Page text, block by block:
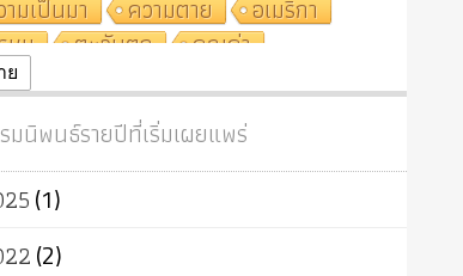
มเป็นมา
ความตาย
อเมริกา
หม
ตะวันตก
คุณค่า
จสมุปบาท
ศาสนาประจำชาติ
ริโภค
ธรรมาธิปไตย
แยกรัฐกับศาสนา
ธรรมชาติ
โนโลยี
บริษัท
ย
มนิพนธ์รายปีที่เริ่มเผยแพร่
(1)
(2)